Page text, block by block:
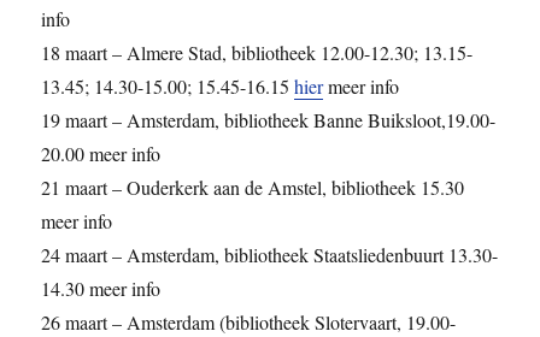
info
18 maart – Almere Stad, bibliotheek 12.00-12.30; 13.15-
13.45; 14.30-15.00; 15.45-16.15hiermeer info
19 maart – Amsterdam, bibliotheek Banne Buiksloot,19.00-
20.00 meer info
21 maart – Ouderkerk aan de Amstel, bibliotheek 15.30
meer info
24 maart – Amsterdam, bibliotheek Staatsliedenbuurt 13.30-
14.30 meer info
26 maart – Amsterdam (bibliotheek Slotervaart, 19.00-